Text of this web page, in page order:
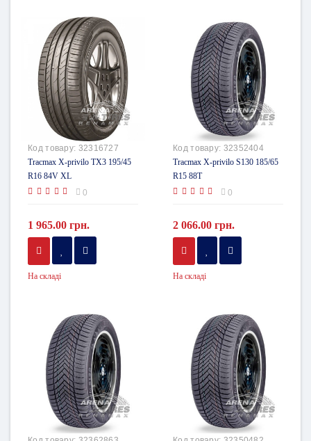
Код товару: 32316727
Tracmax X-privilo TX3 195/45
R16 84V XL
0
1 965.00 грн.
На складі
Код товару: 32352404
Tracmax X-privilo S130 185/65
R15 88T
0
2 066.00 грн.
На складі